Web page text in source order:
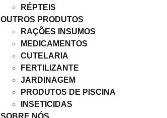
RÉPTEIS
OUTROS PRODUTOS
RAÇÕES INSUMOS
MEDICAMENTOS
CUTELARIA
FERTILIZANTE
JARDINAGEM
PRODUTOS DE PISCINA
INSETICIDAS
SOBRE NÓS